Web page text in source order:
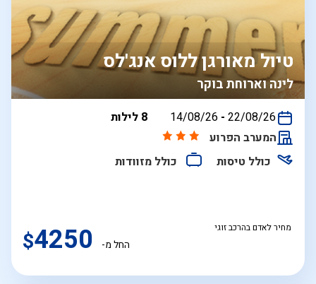
לינה וארוחת בוקר
טיול מאורגן ללוס אנג'לס
בין
14/08/26 - 22/08/26
8 לילות
המערב הפרוע
כולל טיסות
כולל מזוודות
מחיר לאדם בהרכב זוגי
החל מ- $4250